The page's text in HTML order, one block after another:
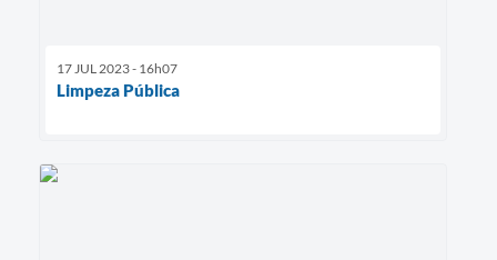
17 JUL 2023 - 16h07
Limpeza Pública